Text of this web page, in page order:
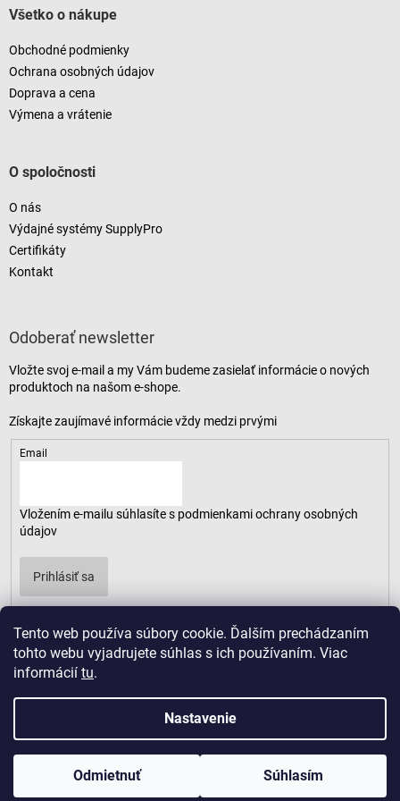
Tento web používa súbory cookie. Ďalším prechádzaním
tohto webu vyjadrujete súhlas s ich používaním. Viac
informácií tu.
Nastavenie
Odmietnuť Súhlasím
Všetko o nákupe
Obchodné podmienky
Ochrana osobných údajov
Doprava a cena
Výmena a vrátenie
O spoločnosti
O nás
Výdajné systémy SupplyPro
Certifikáty
Kontakt
Odoberať newsletter
Vložte svoj e-mail a my Vám budeme zasielať informácie o nových
produktoch na našom e-shope.
Email
Vložením e-mailu súhlasíte s podmienkami ochrany osobných
údajov
Prihlásiť sa
D2solutions
Copyright 2026 . Všetky práva vyhradené.